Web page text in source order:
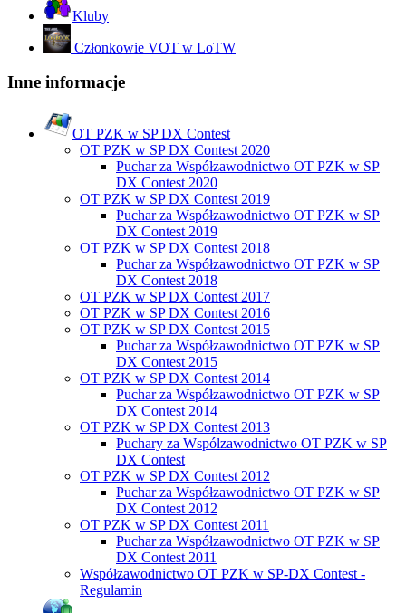
Kluby
Członkowie VOT w LoTW
Inne informacje
OT PZK w SP DX Contest
OT PZK w SP DX Contest 2020
Puchar za Współzawodnictwo OT PZK w SP
DX Contest 2020
OT PZK w SP DX Contest 2019
Puchar za Współzawodnictwo OT PZK w SP
DX Contest 2019
OT PZK w SP DX Contest 2018
Puchar za Współzawodnictwo OT PZK w SP
DX Contest 2018
OT PZK w SP DX Contest 2017
OT PZK w SP DX Contest 2016
OT PZK w SP DX Contest 2015
Puchar za Współzawodnictwo OT PZK w SP
DX Contest 2015
OT PZK w SP DX Contest 2014
Puchar za Współzawodnictwo OT PZK w SP
DX Contest 2014
OT PZK w SP DX Contest 2013
Puchary za Wspólzawodnictwo OT PZK w SP
DX Contest
OT PZK w SP DX Contest 2012
Puchar za Współzawodnictwo OT PZK w SP
DX Contest 2012
OT PZK w SP DX Contest 2011
Puchar za Współzawodnictwo OT PZK w SP
DX Contest 2011
Współzawodnictwo OT PZK w SP-DX Contest -
Regulamin